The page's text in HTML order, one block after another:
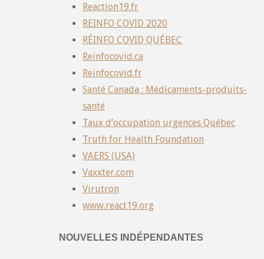
Reaction19.fr
REINFO COVID 2020
RÉINFO COVID QUÉBEC
Reinfocovid.ca
Reinfocovid.fr
Santé Canada : Médicaments-produits-
santé
Taux d’occupation urgences Québec
Truth for Health Foundation
VAERS (USA)
Vaxxter.com
Virutron
www.react19.org
NOUVELLES INDÉPENDANTES